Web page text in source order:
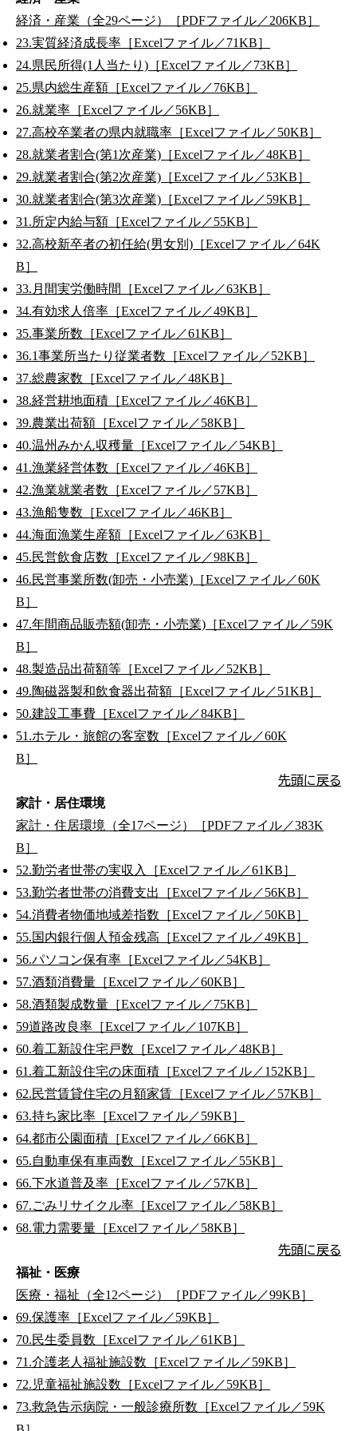
経済・産業（全29ページ）［PDFファイル／206KB］
23.実質経済成長率［Excelファイル／71KB］
24.県民所得(1人当たり)［Excelファイル／73KB］
25.県内総生産額［Excelファイル／76KB］
26.就業率［Excelファイル／56KB］
27.高校卒業者の県内就職率［Excelファイル／50KB］
28.就業者割合(第1次産業)［Excelファイル／48KB］
29.就業者割合(第2次産業)［Excelファイル／53KB］
30.就業者割合(第3次産業)［Excelファイル／59KB］
31.所定内給与額［Excelファイル／55KB］
32.高校新卒者の初任給(男女別)［Excelファイル／64K
B］
33.月間実労働時間［Excelファイル／63KB］
34.有効求人倍率［Excelファイル／49KB］
35.事業所数［Excelファイル／61KB］
36.1事業所当たり従業者数［Excelファイル／52KB］
37.総農家数［Excelファイル／48KB］
38.経営耕地面積［Excelファイル／46KB］
39.農業出荷額［Excelファイル／58KB］
40.温州みかん収穫量［Excelファイル／54KB］
41.漁業経営体数［Excelファイル／46KB］
42.漁業就業者数［Excelファイル／57KB］
43.漁船隻数［Excelファイル／46KB］
44.海面漁業生産額［Excelファイル／63KB］
45.民営飲食店数［Excelファイル／98KB］
46.民営事業所数(卸売・小売業)［Excelファイル／60K
B］
47.年間商品販売額(卸売・小売業)［Excelファイル／59K
B］
48.製造品出荷額等［Excelファイル／52KB］
49.陶磁器製和飲食器出荷額［Excelファイル／51KB］
50.建設工事費［Excelファイル／84KB］
51.ホテル・旅館の客室数［Excelファイル／60K
B］
先頭に戻る
家計・居住環境
家計・住居環境（全17ページ）［PDFファイル／383K
B］
52.勤労者世帯の実収入［Excelファイル／61KB］
53.勤労者世帯の消費支出［Excelファイル／56KB］
54.消費者物価地域差指数［Excelファイル／50KB］
55.国内銀行個人預金残高［Excelファイル／49KB］
56.パソコン保有率［Excelファイル／54KB］
57.酒類消費量［Excelファイル／60KB］
58.酒類製成数量［Excelファイル／75KB］
59道路改良率［Excelファイル／107KB］
60.着工新設住宅戸数［Excelファイル／48KB］
61.着工新設住宅の床面積［Excelファイル／152KB］
62.民営賃貸住宅の月額家賃［Excelファイル／57KB］
63.持ち家比率［Excelファイル／59KB］
64.都市公園面積［Excelファイル／66KB］
65.自動車保有車両数［Excelファイル／55KB］
66.下水道普及率［Excelファイル／57KB］
67.ごみリサイクル率［Excelファイル／58KB］
68.電力需要量［Excelファイル／58KB］
先頭に戻る
福祉・医療
医療・福祉（全12ページ）［PDFファイル／99KB］
69.保護率［Excelファイル／59KB］
70.民生委員数［Excelファイル／61KB］
71.介護老人福祉施設数［Excelファイル／59KB］
72.児童福祉施設数［Excelファイル／59KB］
73.救急告示病院・一般診療所数［Excelファイル／59K